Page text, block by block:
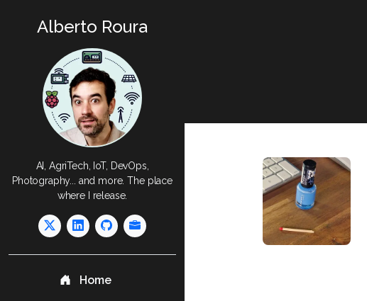
Alberto Roura
AI, AgriTech, IoT, DevOps,
Photography... and more. The place
where I release.
Home